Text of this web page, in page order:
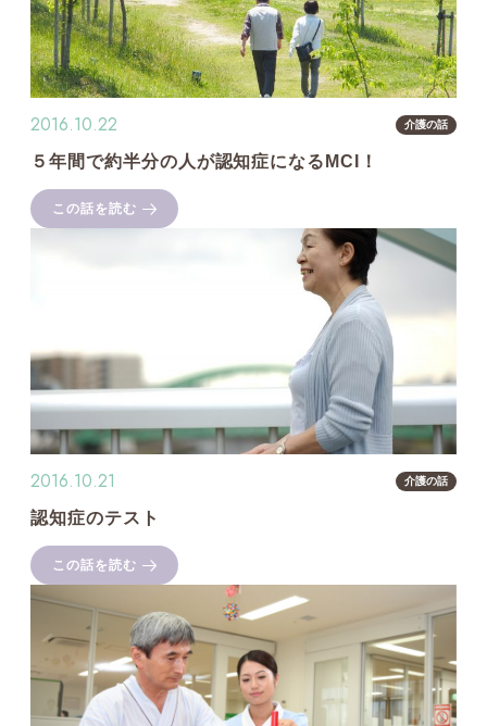
信託の話
エンディングノート
介護の話
葬式の話
お客様の声
2016.10.22 介護の話
５年間で約半分の人が認知症になるMCI！
この話を読む
2016.10.21 介護の話
認知症のテスト
この話を読む